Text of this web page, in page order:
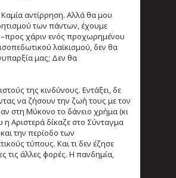
Καμία αντίρρηση. Αλλά θα μου
των πάντων, έχουμε
–προς χάριν ενός προχωρημένου
λαϊκισμού, δεν θα
μας; Δεν θα
της κινδύνους. Εντάξει, δε
να ζήσουν την ζωή τους με τον
στη Μύκονο το δάνειο χρήμα (κι
Αριστερά δίκαζε στο Σύνταγμα
την περίοδο των
τύπους. Και τι δεν έζησε
τις άλλες φορές. Η πανδημία,